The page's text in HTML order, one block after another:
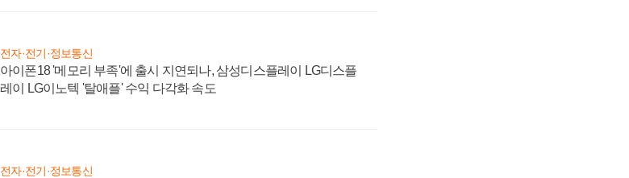
전자·전기·정보통신
아이폰18 '메모리 부족'에 출시 지연되나, 삼성디스플레이 LG디스플
레이 LG이노텍 '탈애플' 수익 다각화 속도
전자·전기·정보통신